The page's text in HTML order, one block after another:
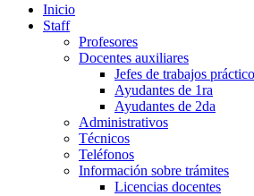
Inicio
Staff
Profesores
Docentes auxiliares
Jefes de trabajos
Ayudantes de 1ra
Ayudantes de 2da
Administrativos
Técnicos
Teléfonos
Información sobre trámites
Licencias docentes